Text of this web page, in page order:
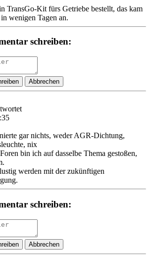
TransGo-Kit fürs Getriebe bestellt, das kam
wenigen Tagen an.
schreiben:
Abbrechen
gar nichts, weder AGR-Dichtung,
nix
bin ich auf dasselbe Thema gestoßen,
werden mit der zukünftigen
schreiben:
Abbrechen